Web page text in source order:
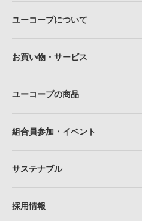
ユーコープについて
お買い物・サービス
ユーコープの商品
組合員参加・イベント
サステナブル
採用情報